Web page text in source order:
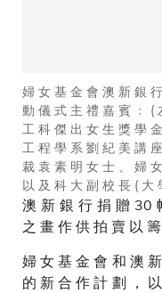
婦 女 基 金 會 澳 新 銀
動 儀 式 主 禮 嘉 賓 ﹕ (
工 科 傑 出 女 生 獎 學
工 程 學 系 劉 紀 美 講
裁 袁 素 明 女 士 、 婦
以 及 科 大 副 校 長 ( 大
澳 新 銀 行 捐 贈 30
之 畫 作 供 拍 賣 以
婦 女 基 金 會 和 澳
的 新 合 作 計 劃 ，